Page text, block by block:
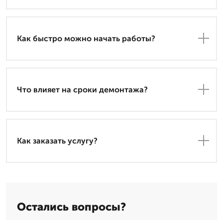
Как быстро можно начать работы?
Что влияет на сроки демонтажа?
Как заказать услугу?
Остались вопросы?